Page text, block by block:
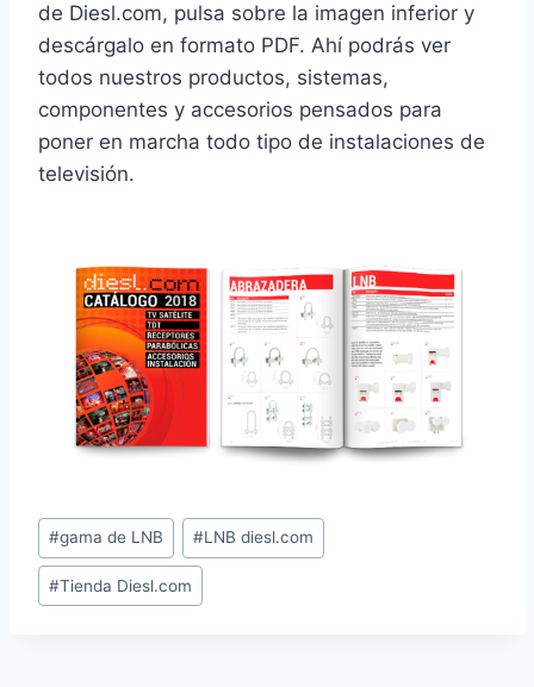
de Diesl.com, pulsa sobre la imagen inferior y
descárgalo en formato PDF. Ahí podrás ver
todos nuestros productos, sistemas,
componentes y accesorios pensados para
poner en marcha todo tipo de instalaciones de
televisión.
Etiquetas
de
la
#gama de LNB #LNB diesl.com
#Tienda Diesl.com